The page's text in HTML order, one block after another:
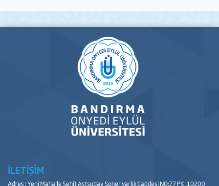
İLETİŞİM
Adres : Yeni Mahalle Şehit Astsubay Soner varlık Caddesi NO:77 PK: 10200